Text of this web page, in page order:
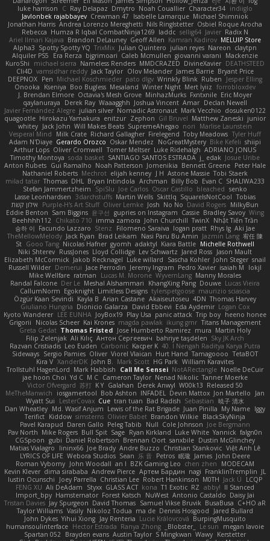
luke harrison
C Ray Delapaz Dmytro Noah Couallier Character34 indiiglo
Javlonbek rajabbayev Crewman 47 Isabelle Lamarque Michael Shimniok
Jonathan Harris Andrea Lorenzo Mereghetti Nils Ringlstetter Osbiel Roque Arocha
Rebecca Humza R Iqbal CombatNinja1269 laddc sellig64 Javier Radix N
Ariel Ilmari Kajava Brandon DeLauney Geoff Allen Kamran Kadirov MELUIP Store
Alpha3 Spotty Spotty YQ TrixMix Julian Quintero julian reyes Nareon claytpn
Alquiler PS5
Era Rerza bjgrimoari Caleb Mcmullen giovanni varani
Mackenzie
KuroShi
michael sierra Nameless Renders MMDCRAZED DivineXavier DEATHSTEED
Cli4D vamsidhar reddy Jack Taylor Olov Melander James Barrie Bryant Price
DEEPNOX Pen Michael Koschmieder pato dlgv Wrinkly Blink Ruben
Jesper Elling
Onooka
Kseniya Boo Bugless Mesaland Winter Night Mert İyiiz forrobloxdev
J. Brendan Elmore Octavia's Mesh Grove MinhazMurks Fxntxnile Eric Moyer
qaylanuraya
Derek Ray Waaagghh Joshua Vincent Amar Declan Newell
Javier Fernández Alegre julian silver Nomadic Astronaut Mark Vecchio dosuken0122
quagootle Hirokazu Yamakura enitzur Zephon Gil Bruvel Matthew Zaneski junior
whitey Jack John Will Makes Beats SupremeAhegao nori
Marlise Launstein
Vesperal Mind
Milk Crate Richard Gallagher Firelegend Toby Meadows Tyler Huff
Adam N'Diaye Gerardo Orozco Oskar Mendez NoGreatMystery Bike Kefeli shiipi
Arthur Lops Oliver Cromwell Tomer Meltser Luke Ridehalgh ADRIANO JONUS
Timothy Montoya soda basket SANTIAGO SANTOS ESTRADA j_ edak Josue Uribe
Anton Rubets Gui Ramalho Noah Patterson Jomenikia Bennett Greene Peter Hale
Nathaniel Roberts Mechrot elijah kenney J H Astone Massie Tobi Staerk
milad tatar Thomas DHL Bryan Intindola Archman Billy Bob Evan C SHALIWA233
Stefan Jammertzheim
SpiSlu Joe Carlos Oscar Castillo bleached senko
Lasse Leonhardsen 3darchstuffs Martin Wells Skittlq SquareIsNotCool Tobias
אילון קשת
Purple-H's Art Stuff Oliver Lemke Josh No No David Rogers MilkyBun
Eddie Benton Sam Biggins 윤구선 gupries on Instagram Cassie Bradley Savoy Wing
Beehhhh112 Chikato 710 imma zamora John Churchill TwinX Nhật Tiến Trần
승하 이 Facundo Lazzaro Stenz Filomeno Saraiva logan pratt Rhys lg Aki Jae
TheMellowMelody Jack Ryan Brad Leikam Nasi Paru Bu Amin Jazmin Lang 宥任 陳
St Gooo Tang Nicolas Hafner gyomh adaktyl Kiara Battle Michelle Rothwell
Niki Shterev RussJones Lloyd Collidge Lev Schwartz Jared Ross Jason Mault
Elizabeth McCormick Jakob Recknagel Luke willard Sascha Kohler John Steger snail
Russell Wilder Demerui Jace Perrodin Jeremy Ingram Pedro Xavier isaiah M
lokjl
Mike Wellfare ratman Lucas M. Morone WyvernLang Manny Morales
Randal Falcone Der Le Meshal Alshammari KhangXing Pang Douwe Lucas Vieira
CallumNorm Egoknight Limitless Designs tylerspetgoose maurizio sciascia
Özgür Kaan Sevindi Kayla B Arian Castane Akaiseutoseu 4DN Thomas Harvey
Giuliano Hungria Dionicio Galarza David Ebbevi Eda Aydemir Logan Cox
Kyoto Wanderer LEE EUNHA JoyBox19 Play Usa panic attack Trip boy heeno honee
Grigorii
Nicolas Scheer Kai Krones magda pawlak ikung gmr Titans Management
Greta Gedat Thomas Fristed Jose Humberto Ramirez mura Martin Holy
Filip Zelenjak Ali Kılıç Антон Сергеевич bahriye taşdelen Sky JK Arch
Razvan Cristiadis Leo Euden Carbonic Kacper K 40. I Nengah Raditya Karya Putra
Sideways Sergio Pamies Oliver Viorel Vlaican Hurt Hand Tamagoooo TetaBOT
Kira V XanderDK John B. Mark Scott HG Park William Karavites
Trollstuhl HagenLord Mark Habbish Call Me Sensei NotARectangle Noelle DeCuir
jae hoon Choi Yd C M C Cameron Taylor Nenad Nikolic Tanner Moerke
Victor Ofvergard 苏打 K Y Galahan Derek Anwyl W00k13 Released 50
MeTheManwich
iosgamertool Bob Ashton INFADEL Devin Mattox Jon Martello
Jan
Wyatt Sui
LesterCovax Cue tran tuan Bad Radish Sebastian 暁子 清水
Dan Wheatley Md. Wasif Anjum Lewis of the Rat Brigade Juan Pinilla My Name Iggy
Terifict Kiddow simsterns Olivier Babet Brandon Wilkie BlackSkyNinja
Pavel Karapud Daren Gallo Peleg Tabib Null Cole Johnson Joe Bergmann
Pav North Mike Rogers Bull Spit Sage Ryan Kirkland Luke White Yannick falgn0n
CGSpoon gubi Daniel Robertson Brennan Oort sanxbile Dustin McGlinchey
Matias Vialagro
lininx66 Joe Brady Andre Buzzo Christian Stankovic Việt Anh Lê
LYRICS OF LIFE Webora Studios Sean 乐 音 Petros 眠瓏 James John Deere
Roman Vyborny John Woodall an l BZK Gaming Leo chen zhen
MODECAM
Kevin Klever dima sirababa Andrew Pierce Артем Бардин nagi FranklinTremplin JL
Iustin Ocunschi
Joey Parrella Christian Lee Robert Hankinson M0TH Jack Ü
LCQP
FENG XU Ali DeAdam Styxx GLASS ACT kona T1 Exotic RZ abby! ll Stanced
Import_bpy Hamsternator Forest Katsch NuWest Antonio Castaldo Daisy Jai
Tristan Davies Jay Spurgeon David Thomas Samuel Vikse Bruvik BusaBusa C+HO aR
Taylor Williams Vasily Nikoloz Todua ma de Dennis Hosgood
Jared Bullard
John Dykes Yihui Xiong Jay Renteria Lucie Královcová BurpingMusquito
humansoulinterface Hector Estrada Ranya Zhong _Blobster_ Le sun
megan lavoie
Spartan 052 Brayden evans Austin Taylor S Mingkwan Wawy Kerstetter